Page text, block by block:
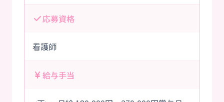
応募資格
看護師
給与手当